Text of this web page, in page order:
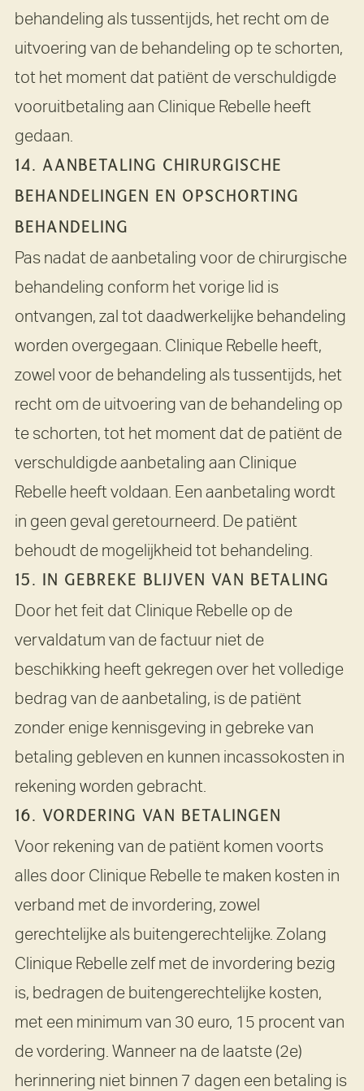
behandeling als tussentijds, het recht om de
uitvoering van de behandeling op te schorten,
tot het moment dat patiënt de verschuldigde
vooruitbetaling aan Clinique Rebelle heeft
gedaan.
14. AANBETALING CHIRURGISCHE
BEHANDELINGEN EN OPSCHORTING
BEHANDELING
Pas nadat de aanbetaling voor de chirurgische
behandeling conform het vorige lid is
ontvangen, zal tot daadwerkelijke behandeling
worden overgegaan. Clinique Rebelle heeft,
zowel voor de behandeling als tussentijds, het
recht om de uitvoering van de behandeling op
te schorten, tot het moment dat de patiënt de
verschuldigde aanbetaling aan Clinique
Rebelle heeft voldaan. Een aanbetaling wordt
in geen geval geretourneerd. De patiënt
behoudt de mogelijkheid tot behandeling.
15. IN GEBREKE BLIJVEN VAN BETALING
Door het feit dat Clinique Rebelle op de
vervaldatum van de factuur niet de
beschikking heeft gekregen over het volledige
bedrag van de aanbetaling, is de patiënt
zonder enige kennisgeving in gebreke van
betaling gebleven en kunnen incassokosten in
rekening worden gebracht.
16. VORDERING VAN BETALINGEN
Voor rekening van de patiënt komen voorts
alles door Clinique Rebelle te maken kosten in
verband met de invordering, zowel
gerechtelijke als buitengerechtelijke. Zolang
Clinique Rebelle zelf met de invordering bezig
is, bedragen de buitengerechtelijke kosten,
met een minimum van 30 euro, 15 procent van
de vordering. Wanneer na de laatste (2e)
herinnering niet binnen 7 dagen een betaling is